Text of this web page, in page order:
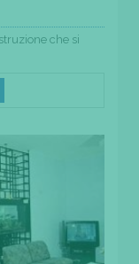
che si